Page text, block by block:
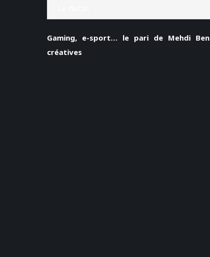
Gaming, e-sport… le pari de Mehdi
créatives